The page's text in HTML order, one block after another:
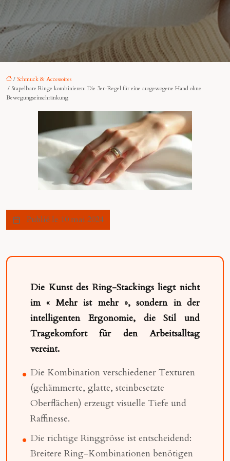
/ Schmuck & Accessoires
/ Stapelbare Ringe kombinieren: Die 3er-Regel für eine ausgewogene Hand ohne
Bewegungseinschränkung
Publié le 10 mai 2024
Die Kunst des Ring-Stackings liegt nicht
im « Mehr ist mehr », sondern in der
intelligenten Ergonomie, die Stil und
Tragekomfort für den Arbeitsalltag
vereint.
Die Kombination verschiedener Texturen
(gehämmerte, glatte, steinbesetzte
Oberflächen) erzeugt visuelle Tiefe und
Raffinesse.
Die richtige Ringgrösse ist entscheidend:
Breitere Ring-Kombinationen benötigen